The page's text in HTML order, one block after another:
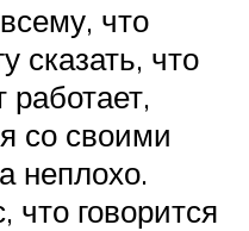
что
сказать, что
со своими
неплохо.
что говорится